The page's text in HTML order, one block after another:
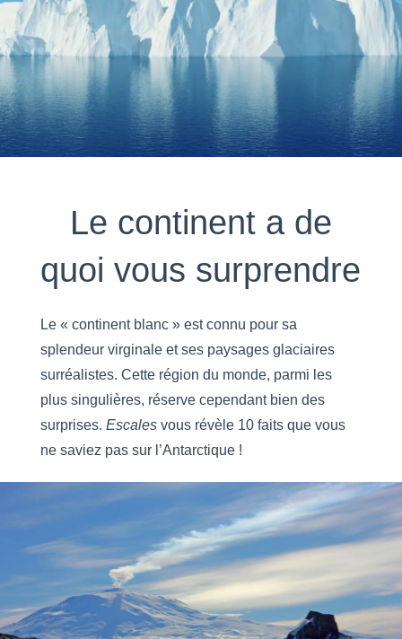
Le continent a de
quoi vous surprendre
Le « continent blanc » est connu pour sa
splendeur virginale et ses paysages glaciaires
surréalistes. Cette région du monde, parmi les
plus singulières, réserve cependant bien des
surprises. Escalesvous révèle 10 faits que vous
ne saviez pas sur l’Antarctique !